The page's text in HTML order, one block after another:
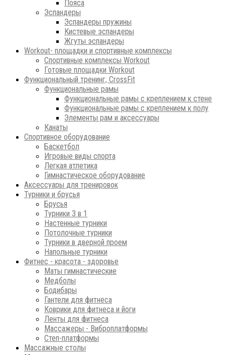
Пояса
Эспандеры
Эспандеры пружины
Кистевые эспандеры
Жгуты эспандеры
Workout- площадки и спортивные комплексы
Спортивные комплексы Workout
Готовые площадки Workout
Функциональный тренинг, CrossFit
Функциональные рамы
Функциональные рамы с креплением к стене
Функциональные рамы с креплением к полу
Элементы рам и аксессуары
Канаты
Спортивное оборудование
Баскетбол
Игровые виды спорта
Легкая атлетика
Гимнастическое оборудование
Аксессуары для тренировок
Турники и брусья
Брусья
Турники 3 в 1
Настенные турники
Потолочные турники
Турники в дверной проем
Напольные турники
Фитнес - красота - здоровье
Маты гимнастические
Медболы
Бодибары
Гантели для фитнеса
Коврики для фитнеса и йоги
Ленты для фитнеса
Массажеры - Виброплатформы
Степ-платформы
Массажные столы